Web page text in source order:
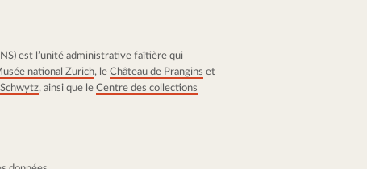
est l’unité administrative faîtière qui
national Zurich, leChâteau de Prangins et
, ainsi que leCentre des collections